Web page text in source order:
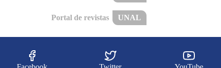
Portal de revistas UNAL